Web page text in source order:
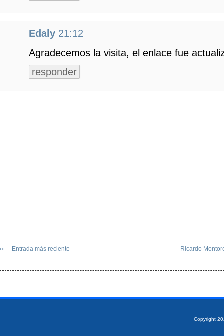
Edaly 21:12
Agradecemos la visita, el enlace fue
responder
‹⟵ Entrada más reciente Ricardo
Copyright